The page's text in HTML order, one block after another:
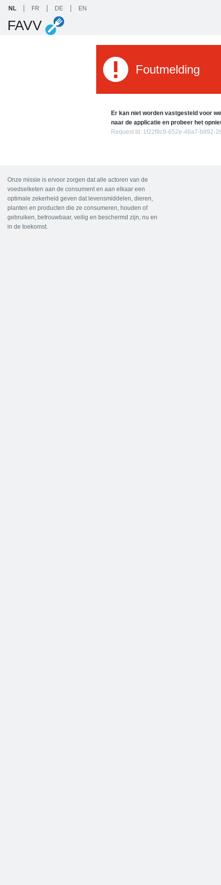
NL FR DE EN
FAVV
Foutmelding
Er kan niet worden vastgesteld voor
naar de applicatie en probeer het
Request Id: 1f22f9c9-652e-46a7-b892-
Onze missie is ervoor zorgen dat alle actoren van de
voedselketen aan de consument en aan elkaar een
optimale zekerheid geven dat levensmiddelen, dieren,
planten en producten die ze consumeren, houden of
gebruiken, betrouwbaar, veilig en beschermd zijn, nu en
in de toekomst.